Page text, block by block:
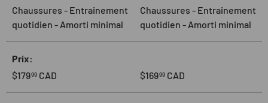
Chaussures - Entrainement
quotidien - Amorti minimal
Chaussures - Entrainement
quotidien - Amorti minimal
Prix
Prix habituel
$17999 CAD Prix habituel
$16999 CAD